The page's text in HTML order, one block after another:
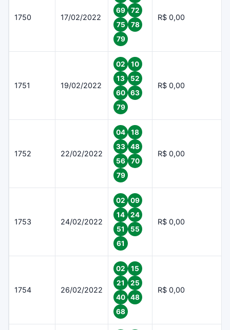
1750 17/02/2022
69
72
75
78
79
R$ 0,00
1751 19/02/2022
02
10
13
52
60
63
79
R$ 0,00
1752 22/02/2022
04
18
33
48
56
70
79
R$ 0,00
1753 24/02/2022
02
09
14
24
51
55
61
R$ 0,00
1754 26/02/2022
02
15
21
25
40
48
68
R$ 0,00